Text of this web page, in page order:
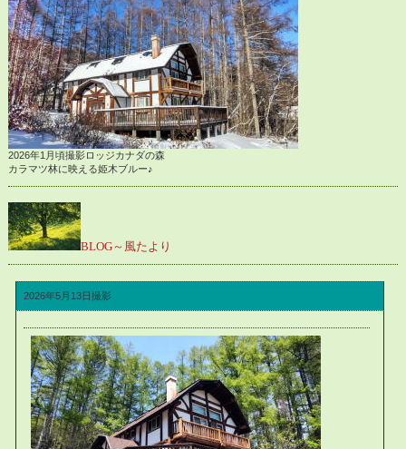
2026年1月頃撮影ロッジカナダの森
カラマツ林に映える姫木ブルー♪
BLOG～風たより
2026年5月13日撮影